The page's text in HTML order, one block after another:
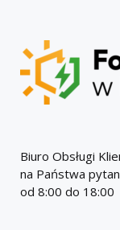
Biuro Obsługi
na Państwa
od 8:00 do 18:00